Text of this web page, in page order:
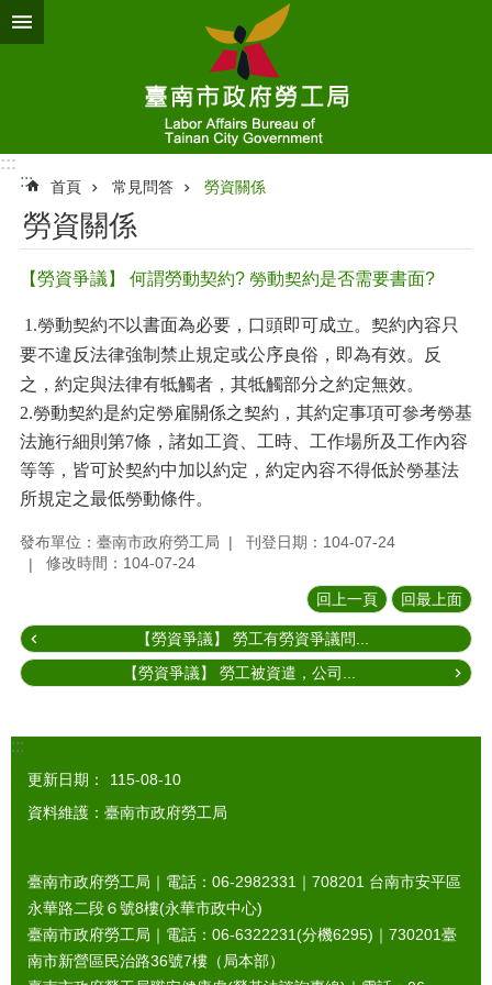
跳到主要內容區塊
:::
:::
首頁 常見問答 勞資關係
勞資關係
【勞資爭議】 何謂勞動契約? 勞動契約是否需要書面?
1.勞動契約不以書面為必要，口頭即可成立。契約內容只
要不違反法律強制禁止規定或公序良俗，即為有效。反
之，約定與法律有牴觸者，其牴觸部分之約定無效。
2.勞動契約是約定勞雇關係之契約，其約定事項可參考勞基
法施行細則第7條，諸如工資、工時、工作場所及工作內容
等等，皆可於契約中加以約定，約定內容不得低於勞基法
所規定之最低勞動條件。
發布單位：臺南市政府勞工局
刊登日期：104-07-24
修改時間：104-07-24
回上一頁 回最上面
【勞資爭議】 勞工有勞資爭議問...
【勞資爭議】 勞工被資遣，公司...
:::
更新日期：
115-08-10
資料維護：臺南市政府勞工局
臺南市政府勞工局｜電話：06-2982331｜ 708201 台南市安平區
永華路二段６號8樓(永華市政中心)
臺南市政府勞工局｜電話：06-6322231(分機6295)｜ 730201臺
南市新營區民治路36號7樓（局本部）